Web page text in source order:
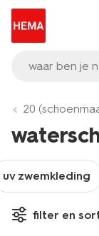
waar ben je
20
uv zwemkleding
filter en
sale